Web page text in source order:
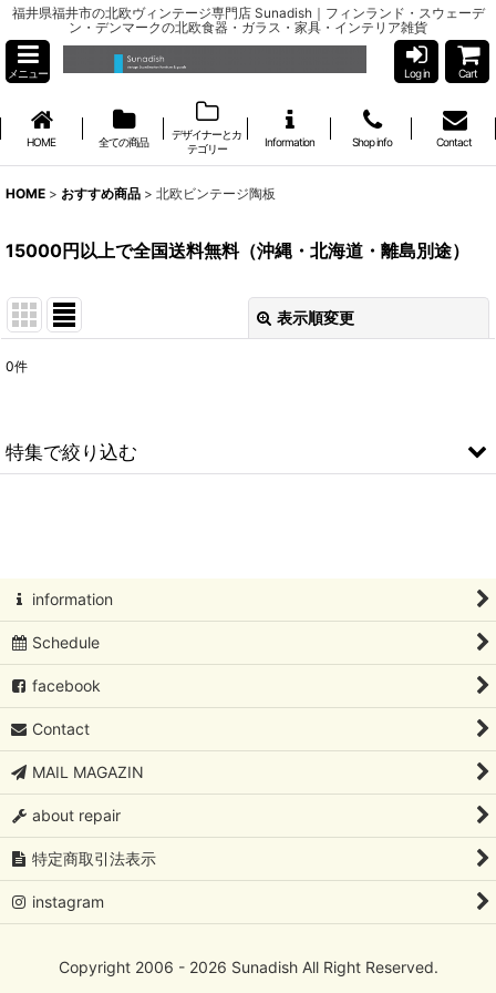
福井県福井市の北欧ヴィンテージ専門店 Sunadish｜フィンランド・スウェーデ
ン・デンマークの北欧食器・ガラス・家具・インテリア雑貨
メニュー Log in Cart
HOME 全ての商品
デザイナーとカ
テゴリー
Information Shop info Contact
HOME > おすすめ商品 > 北欧ビンテージ陶板
15000円以上で全国送料無料（沖縄・北海道・離島別途）
表示順変更
並び順:
0件
特集で絞り込む
Oiva Toikka/オイバ・トイッカ/イッタラバード
フローラ/ファウナ/ツンドラ/カステヘルミ /Oiva Toikka/オイ
Kaj Franck/カイ・フランク
Rut Bryk/ルート・ブリュック
Lisa Larson/リサ・ラーソン
Birger Kaipiainen/ビルガーカイピアイネン
Sylvia Leuchovius/シルビア・レウショブス
Tapio Wirkkala/タピオ・ヴィルカラ
information
Schedule
facebook
Contact
MAIL MAGAZIN
about repair
特定商取引法表示
instagram
Copyright 2006 - 2026 Sunadish All Right Reserved.